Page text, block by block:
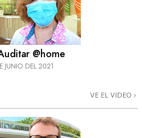
@home
JUNIO DEL 2021
VE EL VIDEO